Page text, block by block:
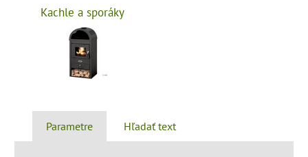
Kachle a sporáky
Parametre Hľadať text